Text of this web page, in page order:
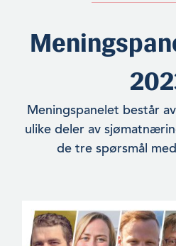
Meningspanelet består
ulike deler av
de tre spørsmål